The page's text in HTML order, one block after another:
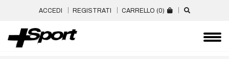
ACCEDI REGISTRATI CARRELLO (0)